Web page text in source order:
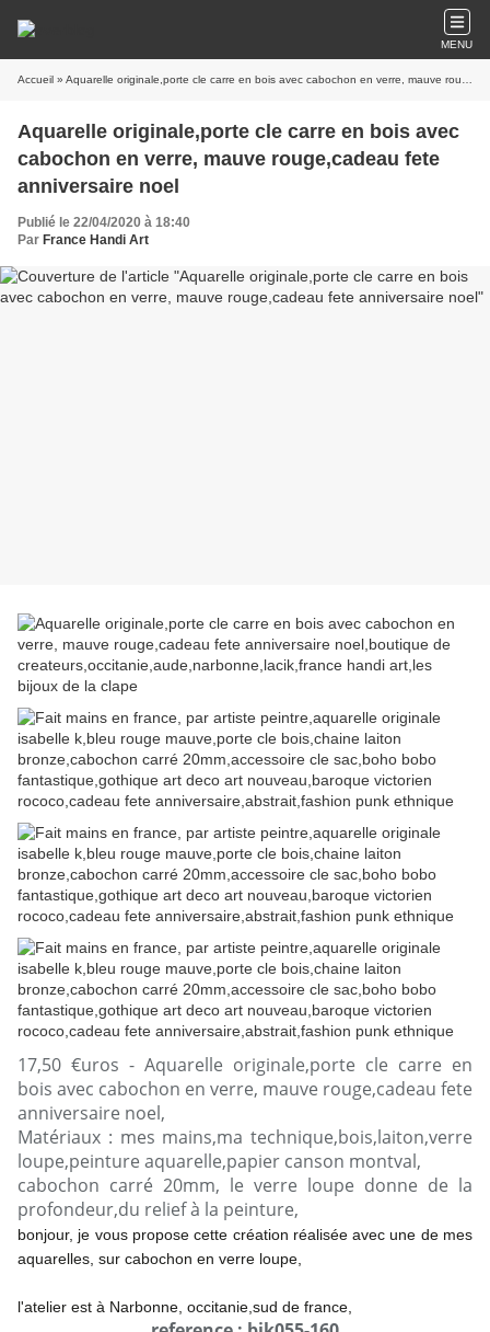
MENU
Accueil » Aquarelle originale,porte cle carre en bois avec cabochon en verre, mauve rouge,cadeau fete anniversaire noel
Aquarelle originale,porte cle carre en bois avec
cabochon en verre, mauve rouge,cadeau fete
anniversaire noel
Publié le 22/04/2020 à 18:40
Par France Handi Art
17,50 €uros - Aquarelle originale,porte cle carre en
bois avec cabochon en verre, mauve rouge,cadeau fete
anniversaire noel,
Matériaux : mes mains,ma technique,bois,laiton,verre
loupe,peinture aquarelle,papier canson montval,
cabochon carré 20mm, le verre loupe donne de la
profondeur,du relief à la peinture,
bonjour, je vous propose cette création réalisée avec une de mes
aquarelles, sur cabochon en verre loupe,
l'atelier est à Narbonne, occitanie,sud de france,